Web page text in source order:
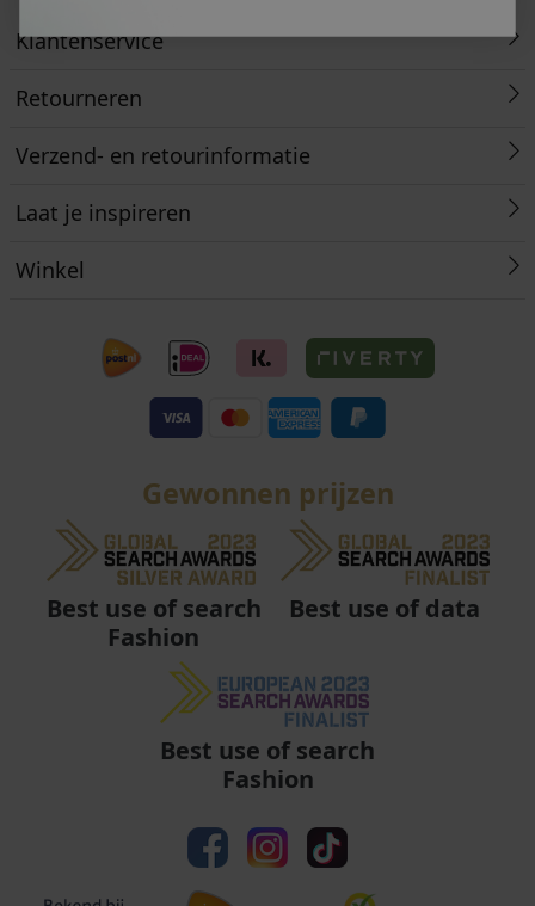
Klantenservice
Retourneren
Verzend- en retourinformatie
Laat je inspireren
Winkel
Gewonnen prijzen
Best use of search
Fashion
Best use of data
Best use of search
Fashion